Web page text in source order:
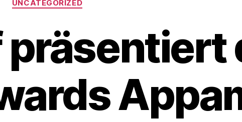
UNCATEGORIZED
präsentiert